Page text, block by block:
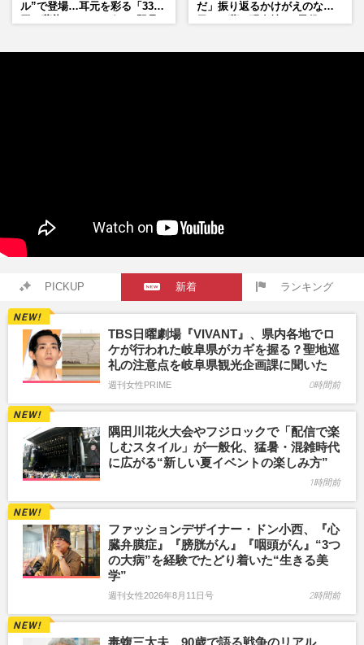
ル”で登場…耳元を彩る「3300
だ」振り返るかけがえのない
PICKUP 新着 ランキング
TBS日曜劇場『VIVANT』、県内各地でロ
ケが行われた岐阜県がカギを握る？聖地巡
礼の注意点を岐阜県観光企画課に聞いた
週刊女性PRIME 0時間前
隅田川花火大会やフジロックで「配信で楽
しむスタイル」が一般化、猛暑・混雑時代
に広がる“新しい夏イベントの楽しみ方”
1時間前
ファッションデザイナー・ドン小西、『心
臓弁膜症』『膀胱がん』『咽頭がん』“3つ
の大病”を経験でたどり着いた“生きる美
学”
週刊女性2026年8月11日号 2時間前